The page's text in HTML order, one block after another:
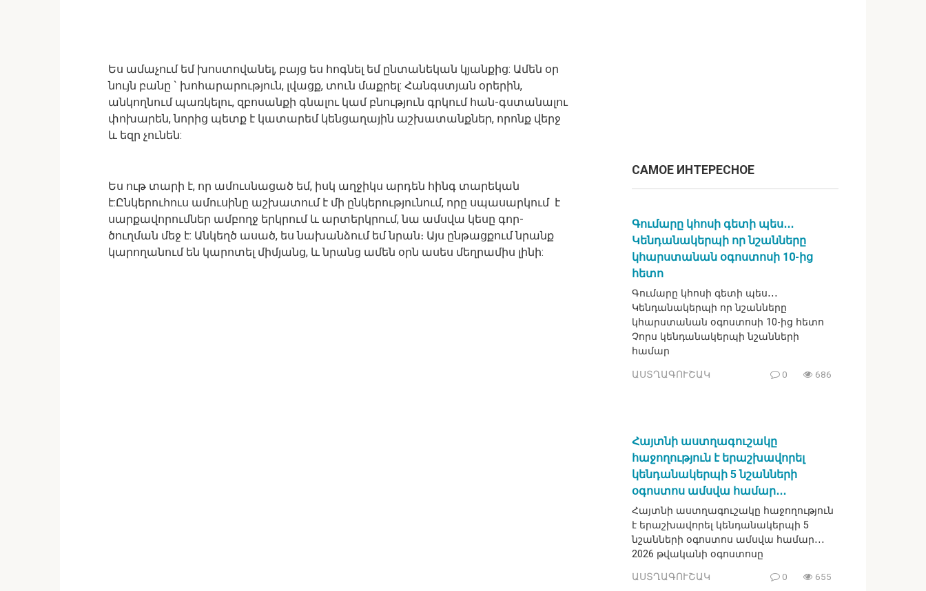
Ես ամաչում եմ խոստովանել, բայց ես հոգնել եմ ընտանեկան կյանքից: Ամեն օր
նույն բանը ` խոհարարություն, լվացք, տուն մաքրել: Հանգստյան օրերին,
անկողնում պառկելու, զբոսանքի գնալու կամ բնություն գրկում հան-գստանալու
փոխարեն, նորից պետք է կատարեմ կենցաղային աշխատանքներ, որոնք վերջ
և եզր չունեն:
Ես ութ տարի է, որ ամուսնացած եմ, իսկ աղջիկս արդեն հինգ տարեկան
է:Ընկերուհուս ամուսինը աշխատում է մի ընկերությունում, որը սպասարկում է
սարքավորումներ ամբողջ երկրում և արտերկրում, նա ամսվա կեսը գոր-
ծուղման մեջ է: Անկեղծ ասած, ես նախանձում եմ նրան։ Այս ընթացքում նրանք
կարողանում են կարոտել միմյանց, և նրանց ամեն օրն ասես մեղրամիս լինի:
САМОЕ ИНТЕРЕСНОЕ
Գումարը կհոսի գետի պես․․․
Կենդանակերպի որ նշանները
կհարստանան օգոստոսի 10-ից
հետո
Գումարը կհոսի գետի պես․․․
Կենդանակերպի որ նշանները
կհարստանան օգոստոսի 10-ից հետո
Չորս կենդանակերպի նշանների
համար
ԱՍՏՂԱԳՈՒՇԱԿ 0 686
Հայտնի աստղագուշակը
հաջողություն է երաշխավորել
կենդանակերպի 5 նշանների
օգոստոս ամսվա համար․․․
Հայտնի աստղագուշակը հաջողություն
է երաշխավորել կենդանակերպի 5
նշանների օգոստոս ամսվա համար․․․
2026 թվականի օգոստոսը
ԱՍՏՂԱԳՈՒՇԱԿ 0 655